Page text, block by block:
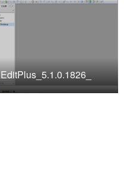
EditPlus_5.1.0.1826_